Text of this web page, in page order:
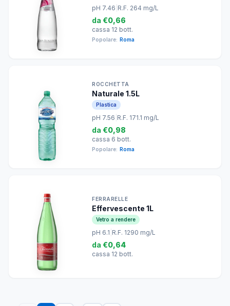
pH 7.46 R.F. 264 mg/L
da €0,66
cassa 12 bott.
Popolare: Roma
ROCCHETTA
Naturale 1.5L
Plastica
pH 7.56 R.F. 171.1 mg/L
da €0,98
cassa 6 bott.
Popolare: Roma
FERRARELLE
Effervescente 1L
Vetro a rendere
pH 6.1 R.F. 1290 mg/L
da €0,64
cassa 12 bott.